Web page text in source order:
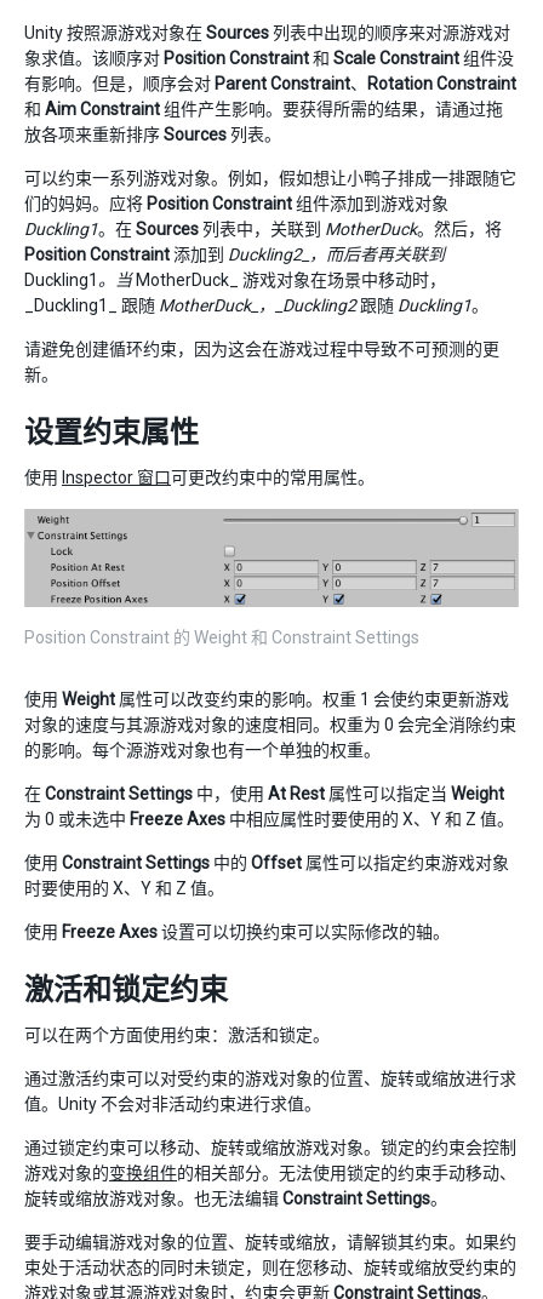
Unity 按照源游戏对象在Sources列表中出现的顺序来对源游戏对
象求值。该顺序对 Position Constraint和 Scale Constraint组件没
有影响。但是，顺序会对 Parent Constraint、
Rotation Constraint
和 Aim Constraint组件产生影响。要获得所需的结果，请通过拖
放各项来重新排序Sources列表。
可以约束一系列游戏对象。例如，假如想让小鸭子排成一排跟随它
们的妈妈。应将 Position Constraint组件添加到游戏对象
Duckling1。在Sources列表中，关联到 MotherDuck。然后，将
Position Constraint添加到 Duckling2_，而后者再关联到
Duckling1 。当 MotherDuck_ 游戏对象在场景中移动时，
_Duckling1_ 跟随 MotherDuck_，_Duckling2跟随 Duckling1。
请避免创建循环约束，因为这会在游戏过程中导致不可预测的更
新。
设置约束属性
使用 Inspector 窗口可更改约束中的常用属性。
Position Constraint 的 Weight 和 Constraint Settings
使用 Weight 属性可以改变约束的影响。权重 1 会使约束更新游戏
对象的速度与其源游戏对象的速度相同。权重为 0 会完全消除约束
的影响。每个源游戏对象也有一个单独的权重。
在Constraint Settings 中，使用 At Rest 属性可以指定当 Weight
为 0 或未选中 Freeze Axes 中相应属性时要使用的 X、Y 和 Z 值。
使用 Constraint Settings 中的 Offset 属性可以指定约束游戏对象
时要使用的 X、Y 和 Z 值。
使用 Freeze Axes设置可以切换约束可以实际修改的轴。
激活和锁定约束
可以在两个方面使用约束：激活和锁定。
通过激活约束可以对受约束的游戏对象的位置、旋转或缩放进行求
值。Unity 不会对非活动约束进行求值。
通过锁定约束可以移动、旋转或缩放游戏对象。锁定的约束会控制
游戏对象的变换组件的相关部分。无法使用锁定的约束手动移动、
旋转或缩放游戏对象。也无法编辑Constraint Settings。
要手动编辑游戏对象的位置、旋转或缩放，请解锁其约束。如果约
束处于活动状态的同时未锁定，则在您移动、旋转或缩放受约束的
游戏对象或其源游戏对象时，约束会更新Constraint Settings。